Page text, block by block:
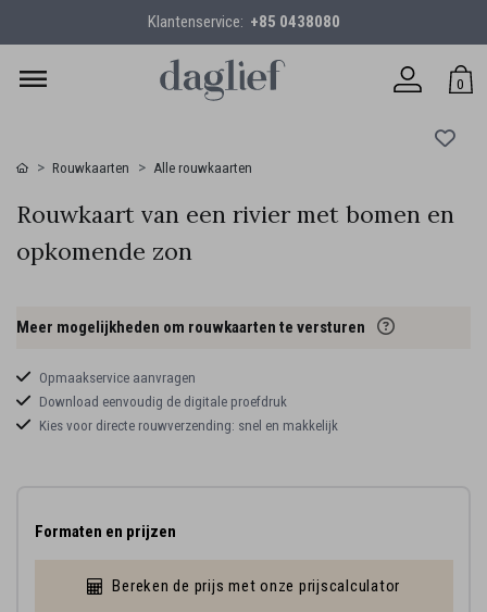
Klantenservice: +85 0438080
0
Rouwkaarten Alle rouwkaarten
Rouwkaart van een rivier met bomen en
opkomende zon
Meer mogelijkheden om rouwkaarten te versturen
Opmaakservice aanvragen
Download eenvoudig de digitale proefdruk
Kies voor directe rouwverzending: snel en makkelijk
Formaten en prijzen
Bereken de prijs met onze prijscalculator